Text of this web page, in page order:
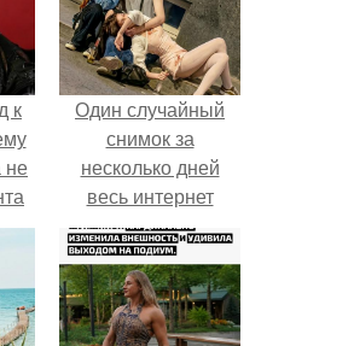
к
не
Один случайный
снимок за
несколько дней
весь интернет
облетел.